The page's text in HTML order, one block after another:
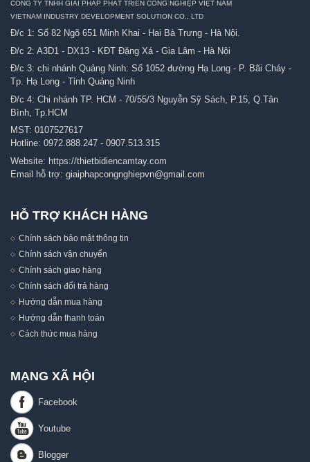
CÔNG TY TNHH GIẢI PHÁP PHÁT TRIỂN CÔNG NGHIỆP VIỆT NAM
VIETNAM INDUSTRY DEVELOPMENT SOLUTION CO., LTD
Đ/c 1: Số 82 Ngõ 651 Minh Khai - Hai Bà Trưng - Hà Nội.
Đ/c 2: A3D1 - DX13 - KĐT Đặng Xá - Gia Lâm - Hà Nội
Đ/c 3: chi nhánh Quảng Ninh: Số 1052 đường Hạ Long - P. Bãi Cháy -
Tp. Hạ Long - Tỉnh Quảng Ninh
Đ/c 4: Chi nhánh TP. HCM - 70/55/3 Nguyễn Sỹ Sách, P.15, Q.Tân
Bình, Tp.HCM
MST: 0107527617
Hotline: 0972.888.247 - 0907.513.315
Website: https://thietbidiencamtay.com
Email hỗ trợ: giaiphapcongnghiepvn@gmail.com
HỖ TRỢ KHÁCH HÀNG
Chính sách bảo mật thông tin
Chính sách vận chuyển
Chính sách giao hàng
Chính sách đổi trả hàng
Hướng dẫn mua hàng
Hướng dẫn thanh toán
Cách thức mua hàng
MẠNG XÃ HỘI